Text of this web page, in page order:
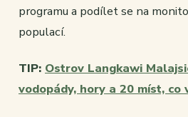
programu a podílet se na
populací.
TIP: Ostrov Langkawi
vodopády, hory a 20 míst, co